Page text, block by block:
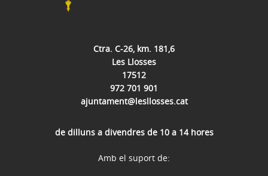
Ctra. C-26, km. 181,6
Les Llosses
17512
972 701 901
ajuntament@lesllosses.cat
de dilluns a divendres de 10 a 14 hores
Amb el suport de: